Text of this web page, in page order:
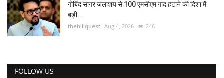
गोबिंद सागर जलाशय से 100 एमसीएम गाद हटाने की दिशा में
बड़ी...
thehillquest Aug 4, 2026 246
FOLLOW US